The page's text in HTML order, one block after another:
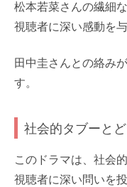
松本若菜さんの繊細
視聴者に深い感動を与
田中圭さんとの絡み
す。
社会的タブーと
このドラマは、社会
視聴者に深い問いを